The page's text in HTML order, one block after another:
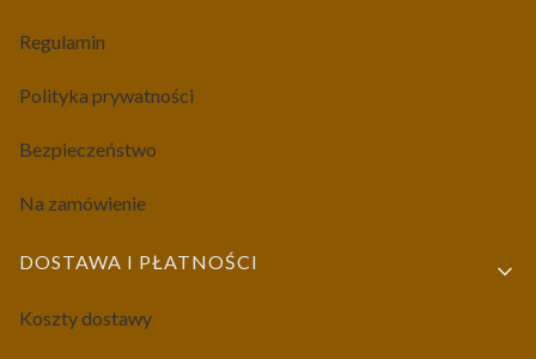
Regulamin
Polityka prywatności
Bezpieczeństwo
Na zamówienie
DOSTAWA I PŁATNOŚCI
Koszty dostawy